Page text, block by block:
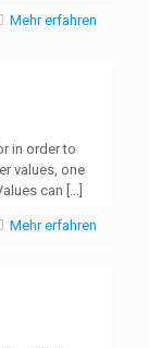
Mehr erfahren
in order to
values, one
can […]
Mehr erfahren